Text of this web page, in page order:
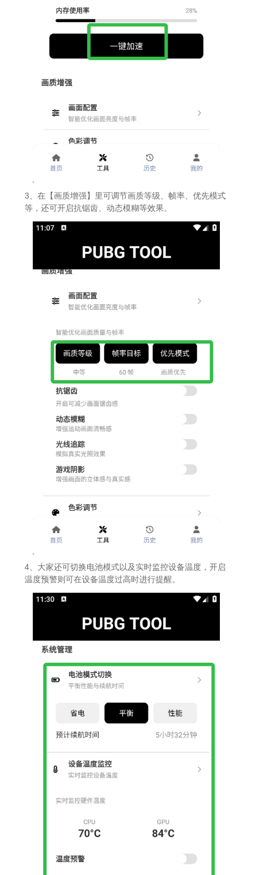
3、在【画质增强】里可调节画质等级、帧率、优先模式
等，还可开启抗锯齿、动态模糊等效果。
4、大家还可切换电池模式以及实时监控设备温度，开启
温度预警则可在设备温度过高时进行提醒。